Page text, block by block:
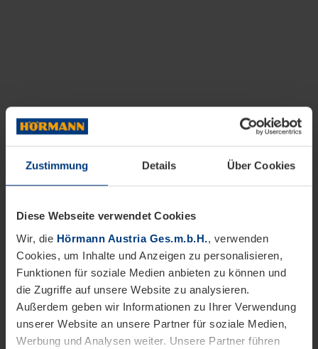
Zustimmung Details Über Cookies
Diese Webseite verwendet Cookies
Wir, die Hörmann Austria Ges.m.b.H., verwenden
Cookies, um Inhalte und Anzeigen zu personalisieren,
Funktionen für soziale Medien anbieten zu können und
die Zugriffe auf unsere Website zu analysieren.
Außerdem geben wir Informationen zu Ihrer Verwendung
unserer Website an unsere Partner für soziale Medien,
Werbung und Analysen weiter. Unsere Partner führen